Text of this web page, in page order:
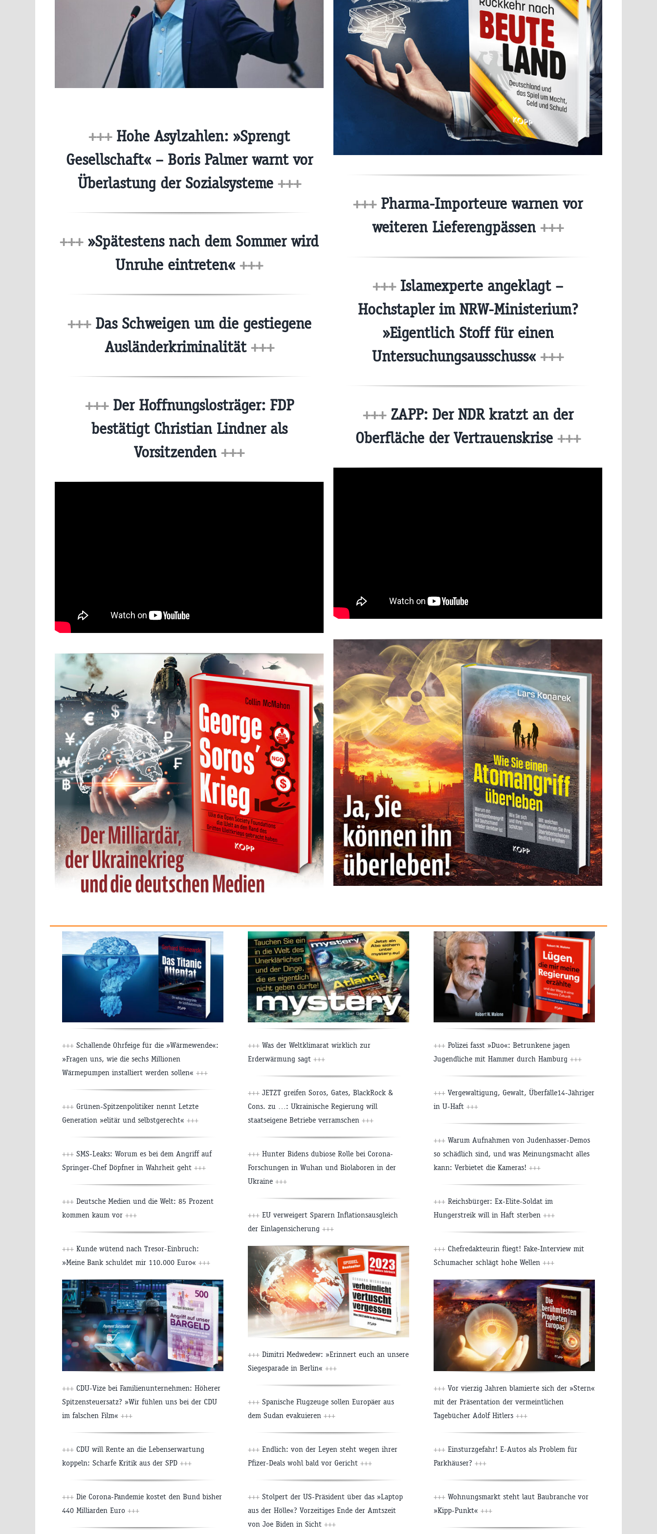
+++Hohe Asylzahlen: »Sprengt
Gesellschaft« – Boris Palmer warnt vor
Überlastung der Sozialsysteme +++
+++»Spätestens nach dem Sommer wird
Unruhe eintreten« +++
+++Das Schweigen um die gestiegene
Ausländerkriminalität +++
+++Der Hoffnungslosträger: FDP
bestätigt Christian Lindner als
Vorsitzenden +++
+++Pharma-Importeure warnen vor
weiteren Lieferengpässen +++
+++Islamexperte angeklagt –
Hochstapler im NRW-Ministerium?
»Eigentlich Stoff für einen
Untersuchungsausschuss« +++
+++ZAPP: Der NDR kratzt an der
Oberfläche der Vertrauenskrise +++
+++ Schallende Ohrfeige für die »Wärmewende«:
»Fragen uns, wie die sechs Millionen
Wärmepumpen installiert werden sollen« +++
+++ Grünen-Spitzenpolitiker nennt Letzte
Generation »elitär und selbstgerecht« +++
+++ SMS-Leaks: Worum es bei dem Angriff auf
Springer-Chef Döpfner in Wahrheit geht +++
+++ Deutsche Medien und die Welt: 85 Prozent
kommen kaum vor +++
+++ Kunde wütend nach Tresor-Einbruch:
»Meine Bank schuldet mir 110.000 Euro« +++
+++ CDU-Vize bei Familienunternehmen: Höherer
Spitzensteuersatz? »Wir fühlen uns bei der CDU
im falschen Film« +++
+++ CDU will Rente an die Lebenserwartung
koppeln: Scharfe Kritik aus der SPD +++
+++ Die Corona-Pandemie kostet den Bund bisher
440 Milliarden Euro +++
+++ Was der Weltklimarat wirklich zur
Erderwärmung sagt +++
+++ JETZT greifen Soros, Gates, BlackRock &
Cons. zu …: Ukrainische Regierung will
staatseigene Betriebe verramschen +++
+++ Hunter Bidens dubiose Rolle bei Corona-
Forschungen in Wuhan und Biolaboren in der
Ukraine +++
+++ EU verweigert Sparern Inflationsausgleich
der Einlagensicherung +++
+++ Dimitri Medwedew: »Erinnert euch an unsere
Siegesparade in Berlin« +++
+++ Spanische Flugzeuge sollen Europäer aus
dem Sudan evakuieren +++
+++ Endlich: von der Leyen steht wegen ihrer
Pfizer-Deals wohl bald vor Gericht +++
+++ Stolpert der US-Präsident über das »Laptop
aus der Hölle«? Vorzeitiges Ende der Amtszeit
von Joe Biden in Sicht +++
+++ Polizei fasst »Duo«: Betrunkene jagen
Jugendliche mit Hammer durch Hamburg +++
+++ Vergewaltigung, Gewalt, Überfälle14-Jähriger
in U-Haft +++
+++ Warum Aufnahmen von Judenhasser-Demos
so schädlich sind, und was Meinungsmacht alles
kann: Verbietet die Kameras! +++
+++ Reichsbürger: Ex-Elite-Soldat im
Hungerstreik will in Haft sterben +++
+++ Chefredakteurin fliegt! Fake-Interview mit
Schumacher schlägt hohe Wellen +++
+++ Vor vierzig Jahren blamierte sich der »Stern«
mit der Präsentation der vermeintlichen
Tagebücher Adolf Hitlers +++
+++ Einsturzgefahr! E-Autos als Problem für
Parkhäuser? +++
+++ Wohnungsmarkt steht laut Baubranche vor
»Kipp-Punkt« +++